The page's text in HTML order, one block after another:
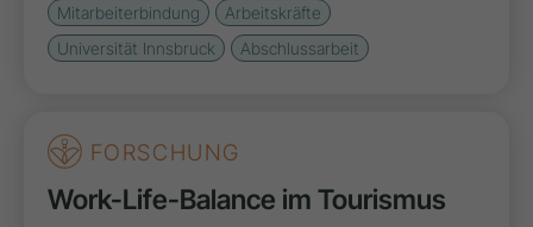
Mitarbeiterbindung
Arbeitskräfte
Universität Innsbruck
Abschlussarbeit
FORSCHUNG
Work-Life-Balance im Tourismus